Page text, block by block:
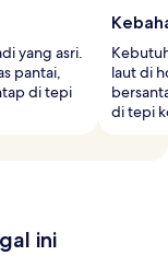
yang asri.
pantai,
di tepi
laut di
di tepi
ini